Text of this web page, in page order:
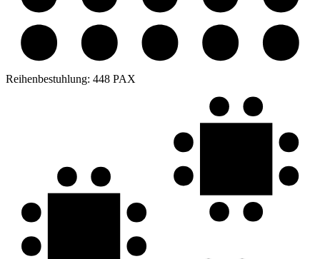
Reihenbestuhlung: 448 PAX